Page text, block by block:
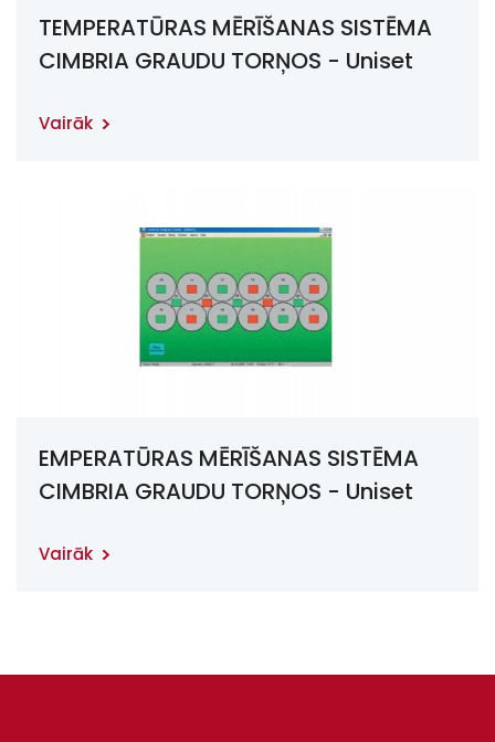
TEMPERATŪRAS MĒRĪŠANAS SISTĒMA
CIMBRIA GRAUDU TORŅOS - Uniset
Vairāk
EMPERATŪRAS MĒRĪŠANAS SISTĒMA
CIMBRIA GRAUDU TORŅOS - Uniset
Vairāk